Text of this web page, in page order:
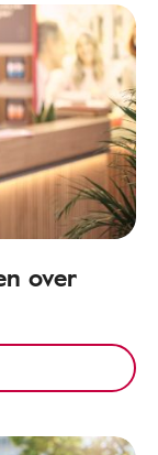
over